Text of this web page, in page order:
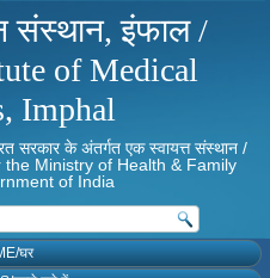
संस्थान, इंफाल /
of Medical
Imphal
सरकार के अंतर्गत एक स्वायत्त संस्थान /
Ministry of Health & Family
of India
घर